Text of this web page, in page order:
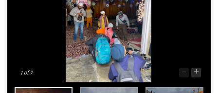
1of 7 - +